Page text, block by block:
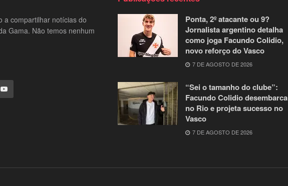
a compartilhar notícias do
Gama. Não temos nenhum
Ponta, 2º atacante ou 9?
Jornalista argentino detalha
como joga Facundo Colidio,
novo reforço do Vasco
7 DE AGOSTO DE 2026
“Sei o tamanho do clube”:
Facundo Colidio desembarca
no Rio e projeta sucesso no
Vasco
7 DE AGOSTO DE 2026